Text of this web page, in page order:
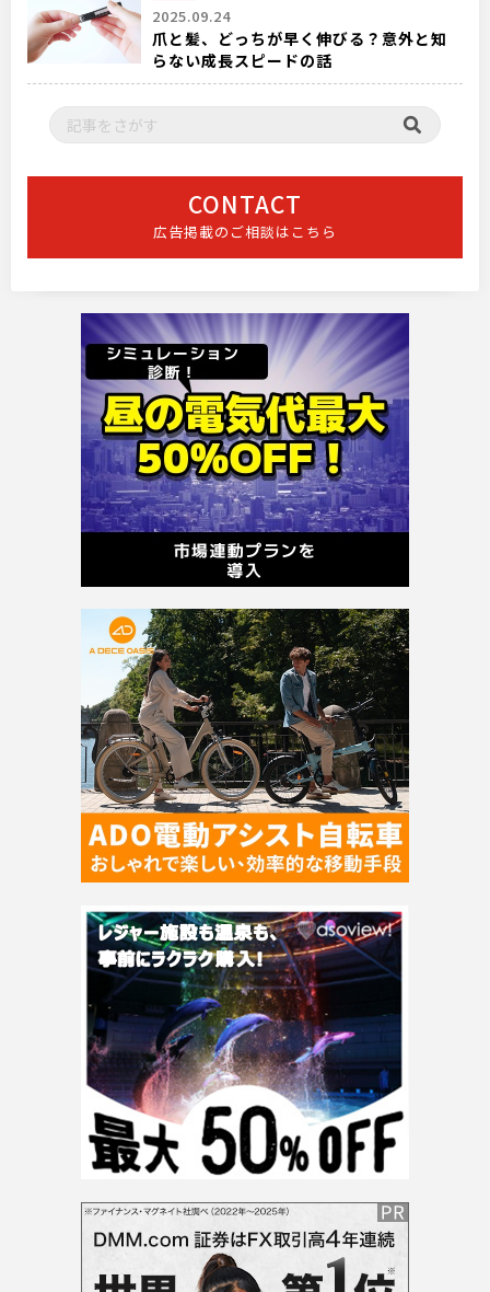
2025.09.24
爪と髪、どっちが早く伸びる？意外と知
らない成長スピードの話
CONTACT
広告掲載のご相談はこちら